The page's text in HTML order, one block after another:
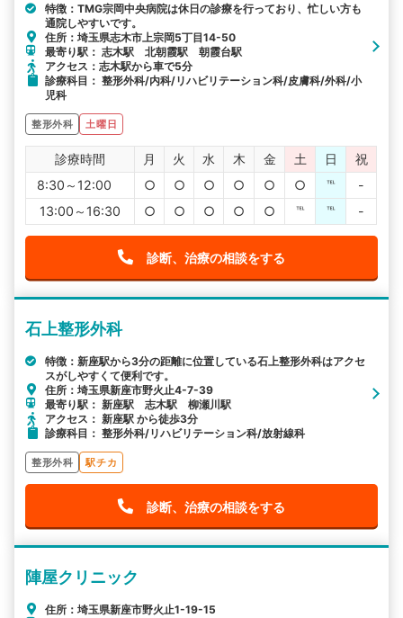
特徴：TMG宗岡中央病院は休日の診療を行っており、忙しい方も
通院しやすいです。
住所：埼玉県志木市上宗岡5丁目14-50
最寄り駅： 志木駅 北朝霞駅 朝霞台駅
アクセス：志木駅から車で5分
診療科目： 整形外科/内科/リハビリテーション科/皮膚科/外科/小
児科
整形外科 土曜日
診療時間 月 火 水 木 金 土 日
祝
8:30～12:00
○ ○ ○ ○ ○ ○ ℡
-
13:00～16:30
○ ○ ○ ○ ○ ℡ ℡ -
診断、治療の相談をする
石上整形外科
特徴：新座駅から3分の距離に位置している石上整形外科はアクセ
スがしやすくて便利です。
住所：埼玉県新座市野火止4-7-39
最寄り駅： 新座駅 志木駅 柳瀬川駅
アクセス： 新座駅 から徒歩3分
診療科目： 整形外科/リハビリテーション科/放射線科
整形外科 駅チカ
診断、治療の相談をする
陣屋クリニック
住所：埼玉県新座市野火止1-19-15